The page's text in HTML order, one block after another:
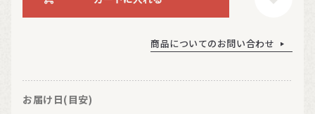
商品についてのお問い合わせ
お届け日(目安)